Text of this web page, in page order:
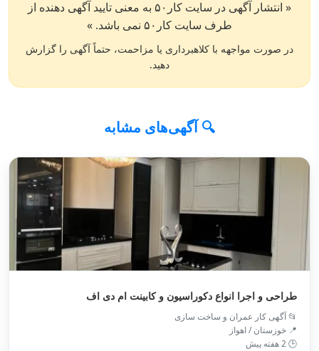
« انتشار آگهی در سایت کار۵۰ به معنی تایید آگهی دهنده از
طرف سایت کار۵۰ نمی باشد. »
در صورت مواجهه با کلاهبرداری یا مزاحمت، حتماً آگهی را گزارش
دهید.
🔍 آگهی‌های مشابه
طراحی و اجرا انواع دکوراسیون و کابینت ام دی اف
📂 آگهی کار عمران و ساخت سازی
📍 خوزستان / اهواز
🕒 2 هفته پیش